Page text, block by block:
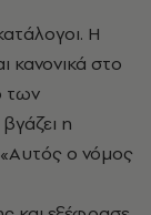
Η
στο
των
η
ο νόμος